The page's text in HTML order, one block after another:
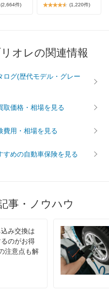
(2,664件) (1,220件)
オレの関連情報
ログ(歴代モデル・グレー
取価格・相場を見る
費用・相場を見る
すめの自動車保険を見る
事・ノウハウ
み交換は
のがお得
注意点も解